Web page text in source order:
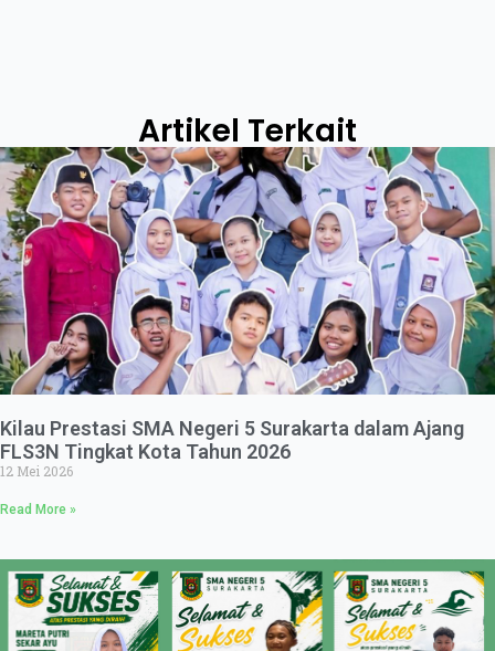
Artikel Terkait
Kilau Prestasi SMA Negeri 5 Surakarta dalam Ajang
FLS3N Tingkat Kota Tahun 2026
12 Mei 2026
Read More »